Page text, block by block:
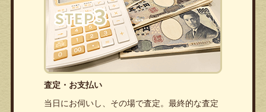
査定・お支払い
当日にお伺いし、その場で査定。最終的な査定